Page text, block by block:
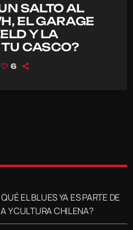
SALTO AL
EL GARAGE
Y LA
CASCO?
6
EL BLUES YA ES PARTE DE
Y CULTURA CHILENA?